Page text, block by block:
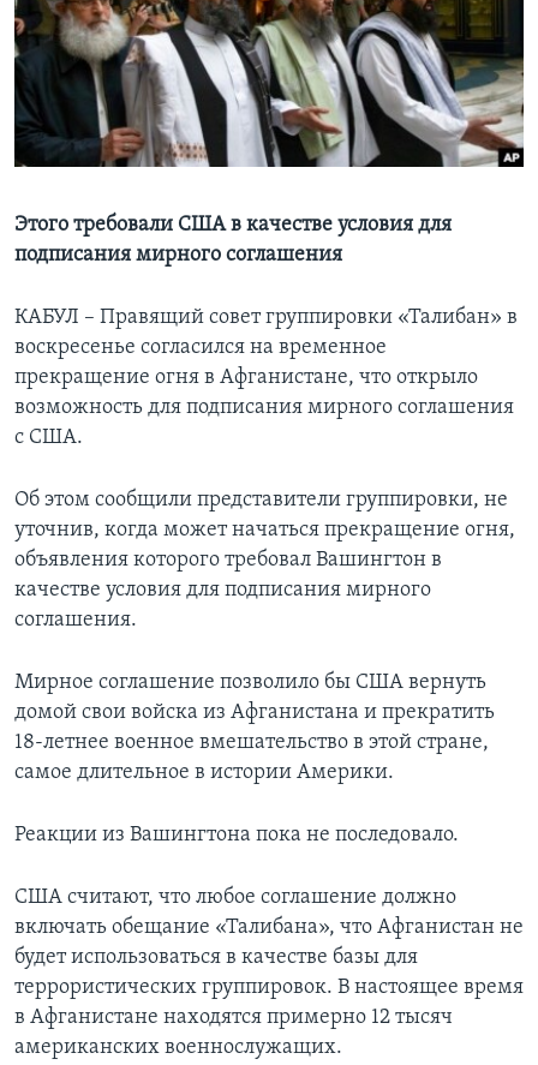
Learning English
СОЦИАЛЬНЫЕ СЕТИ
Языки
Этого требовали США в качестве условия для
подписания мирного соглашения
КАБУЛ – Правящий совет группировки «Талибан» в
воскресенье согласился на временное
прекращение огня в Афганистане, что открыло
возможность для подписания мирного соглашения
с США.
Об этом сообщили представители группировки, не
уточнив, когда может начаться прекращение огня,
объявления которого требовал Вашингтон в
качестве условия для подписания мирного
соглашения.
Мирное соглашение позволило бы США вернуть
домой свои войска из Афганистана и прекратить
18-летнее военное вмешательство в этой стране,
самое длительное в истории Америки.
Реакции из Вашингтона пока не последовало.
США считают, что любое соглашение должно
включать обещание «Талибана», что Афганистан не
будет использоваться в качестве базы для
террористических группировок. В настоящее время
в Афганистане находятся примерно 12 тысяч
американских военнослужащих.